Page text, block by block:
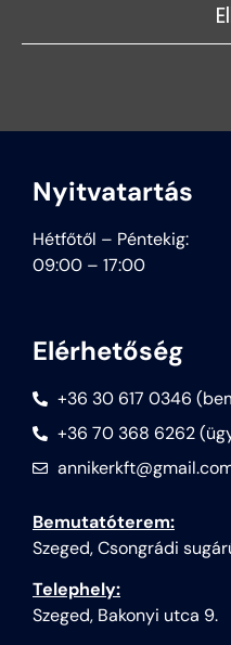
Nyitvatartás
Hétfőtől – Péntekig:
09:00 – 17:00
Elérhetőség
+36 30 617 0346
+36 70 368 6262
Bemutatóterem:
Szeged, Csongrádi
Telephely:
Szeged, Bakonyi utca 9.